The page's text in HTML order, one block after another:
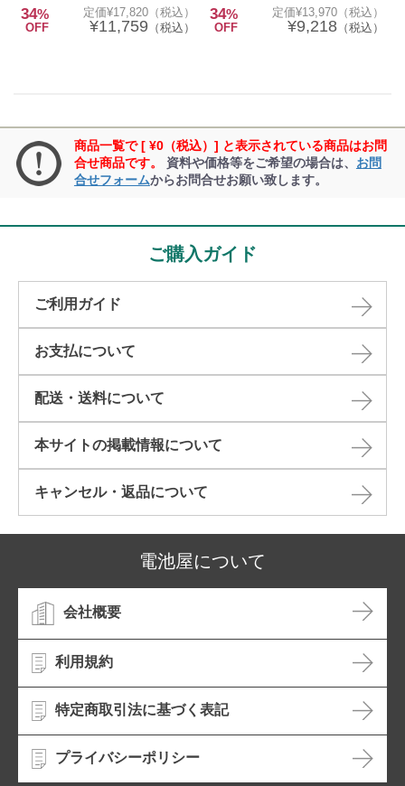
34%
OFF
定価¥17,820（税込）
¥11,759 （税込）
34%
OFF
定価¥13,970（税込）
¥9,218（税込）
商品一覧で [ ¥0（税込）] と表示されている商品はお問
合せ商品です。
資料や価格等をご希望の場合は、 お問
合せフォームからお問合せお願い致します。
ご購入ガイド
ご利用ガイド
お支払について
配送・送料について
本サイトの掲載情報について​
キャンセル・返品について​
電池屋について
会社概要
利用規約
特定商取引法に基づく表記
プライバシーポリシー